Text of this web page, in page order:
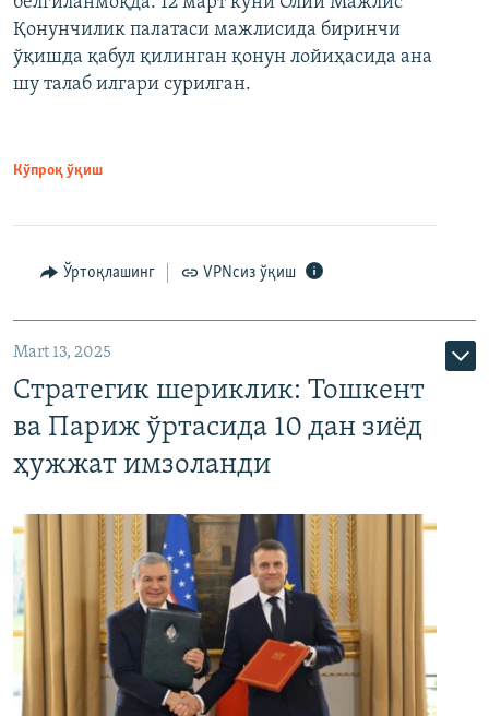
Қонунчилик палатаси мажлисида биринчи
ўқишда қабул қилинган қонун лойиҳасида ана
шу талаб илгари сурилган.
Кўпроқ ўқиш
Ўртоқлашинг VPNсиз ўқиш
Mart 13, 2025
Стратегик шериклик: Тошкент
ва Париж ўртасида 10 дан зиёд
ҳужжат имзоланди